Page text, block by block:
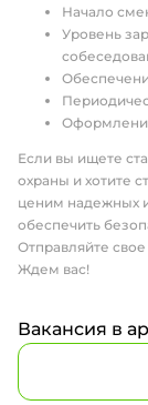
Начало
Уровень
Если вы ищете
охраны и хотите
ценим надежных
обеспечить
Отправляйте
Ждем вас!
Вакансия в